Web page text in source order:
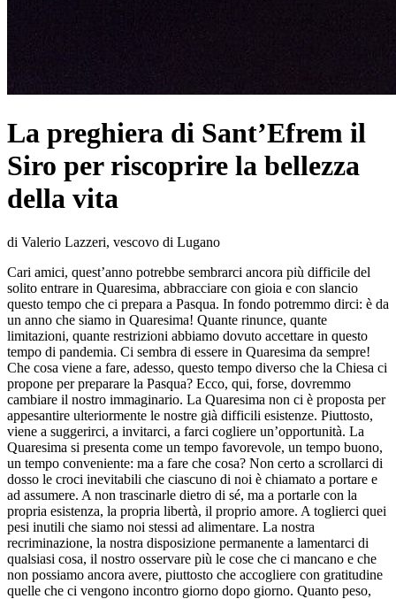
La preghiera di Sant’Efrem il
Siro per riscoprire la bellezza
della vita
di Valerio Lazzeri, vescovo di Lugano
Cari amici, quest’anno potrebbe sembrarci ancora più difficile del
solito entrare in Quaresima, abbracciare con gioia e con slancio
questo tempo che ci prepara a Pasqua. In fondo potremmo dirci: è da
un anno che siamo in Quaresima! Quante rinunce, quante
limitazioni, quante restrizioni abbiamo dovuto accettare in questo
tempo di pandemia. Ci sembra di essere in Quaresima da sempre!
Che cosa viene a fare, adesso, questo tempo diverso che la Chiesa ci
propone per preparare la Pasqua? Ecco, qui, forse, dovremmo
cambiare il nostro immaginario. La Quaresima non ci è proposta per
appesantire ulteriormente le nostre già difficili esistenze. Piuttosto,
viene a suggerirci, a invitarci, a farci cogliere un’opportunità. La
Quaresima si presenta come un tempo favorevole, un tempo buono,
un tempo conveniente: ma a fare che cosa? Non certo a scrollarci di
dosso le croci inevitabili che ciascuno di noi è chiamato a portare e
ad assumere. A non trascinarle dietro di sé, ma a portarle con la
propria esistenza, la propria libertà, il proprio amore. A toglierci quei
pesi inutili che siamo noi stessi ad alimentare. La nostra
recriminazione, la nostra disposizione permanente a lamentarci di
qualsiasi cosa, il nostro osservare più le cose che ci mancano e che
non possiamo ancora avere, piuttosto che accogliere con gratitudine
quelle che ci vengono incontro giorno dopo giorno. Quanto peso,